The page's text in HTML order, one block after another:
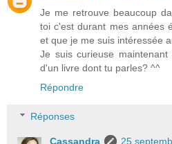
Je me retrouve beaucoup
toi c'est durant mes années
et que je me suis intéressée
Je suis curieuse
d'un livre dont tu parles? ^^
Répondre
Réponses
Cassandra
25